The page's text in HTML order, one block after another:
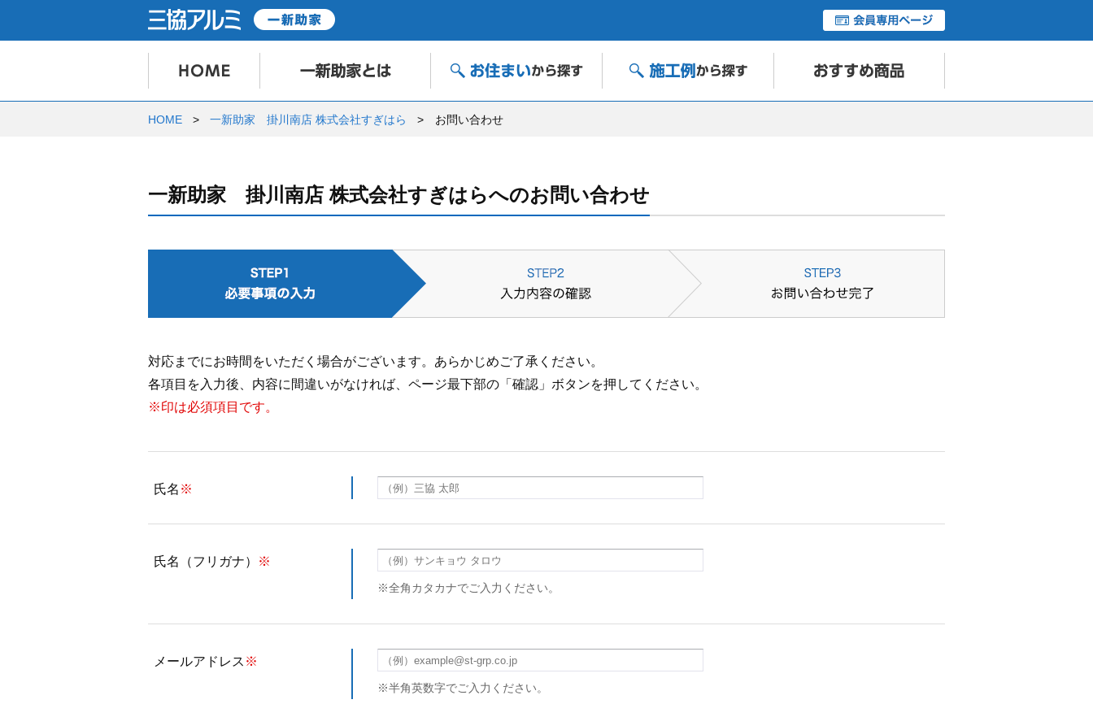
HOME 一新助家 掛川南店 株式会社すぎはら お問い合わせ
一新助家 掛川南店 株式会社すぎはらへのお問い合わせ
対応までにお時間をいただく場合がございます。あらかじめご了承ください。
各項目を入力後、内容に間違いがなければ、ページ最下部の「確認」ボタンを押してください。
※印は必須項目です。
氏名 ※
氏名（フリガナ） ※
※全角カタカナでご入力ください。
メールアドレス ※
※半角英数字でご入力ください。